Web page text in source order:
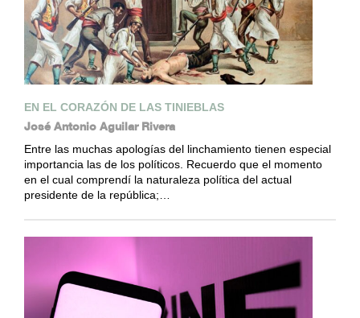
EN EL CORAZÓN DE LAS TINIEBLAS
José Antonio Aguilar Rivera
Entre las muchas apologías del linchamiento tienen especial
importancia las de los políticos. Recuerdo que el momento
en el cual comprendí la naturaleza política del actual
presidente de la república;…